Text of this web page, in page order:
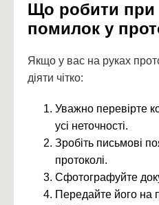
Що робити при
помилок у
Якщо у вас на руках
діяти чітко:
Уважно перевірте
усі неточності.
Зробіть письмові
протоколі.
Сфотографуйте
Передайте його на